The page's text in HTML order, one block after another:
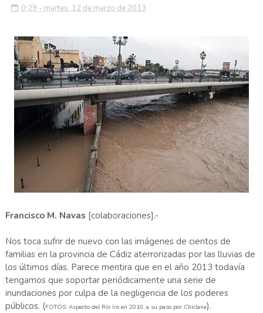
0:29 - martes, 12 de marzo de 2013
Francisco M. Navas [colaboraciones].-
Nos toca sufrir de nuevo con las imágenes de cientos de
familias en la provincia de Cádiz aterrorizadas por las lluvias de
los últimos días. Parece mentira que en el año 2013 todavía
tengamos que soportar periódicamente una serie de
inundaciones por culpa de la negligencia de los poderes
públicos. (FOTOS: Aspecto del Río Iro en 2010, a su paso por Chiclana).